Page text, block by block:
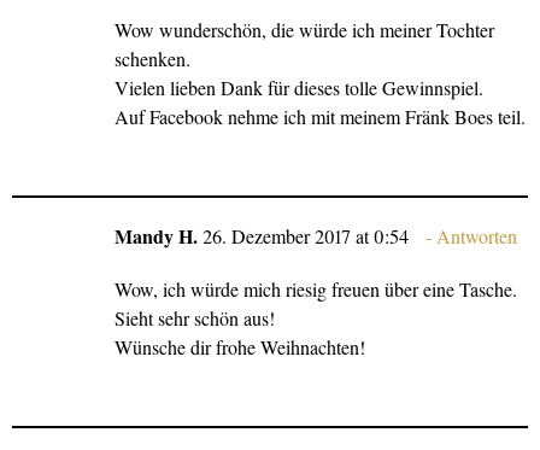
Wow wunderschön, die würde ich meiner Tochter
schenken.
Vielen lieben Dank für dieses tolle Gewinnspiel.
Auf Facebook nehme ich mit meinem Fränk Boes teil.
Mandy H.26. Dezember 2017 at 0:54 Antworten
Wow, ich würde mich riesig freuen über eine Tasche.
Sieht sehr schön aus!
Wünsche dir frohe Weihnachten!